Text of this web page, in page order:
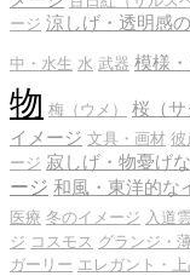
ージ 涼しげ・透明感
中・水生 水 武器 模様
物 梅（ウメ） 桜（サ
イメージ 文具・画材 彼
ージ 寂しげ・物憂げ
ージ 和風・東洋的な
医療 冬のイメージ 入道雲
ジ コスモス グランジ・
ガーリー エレガント・